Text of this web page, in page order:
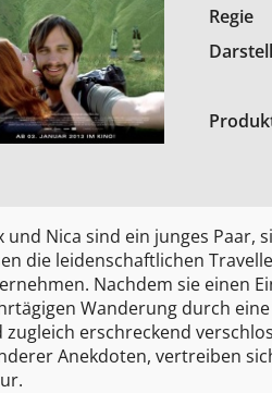
Regie
und Nica sind ein junges Paar,
die leidenschaftlichen
Nachdem sie einen
Wanderung durch
zugleich erschreckend
Anekdoten, vertreiben